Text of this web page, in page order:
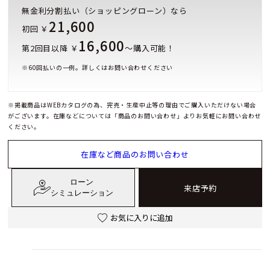
無金利分割払い（ショッピングローン）なら
初回 ￥ 21,600
第2回目以降 ￥ 16,600～購入可能！
※ 60回払いの一例。詳しくはお問い合わせください
※掲載商品はWEBカタログの為、完売・生産中止等の理由でご購入いただけない場合
がございます。在庫などについては「商品のお問い合わせ」よりお気軽にお問い合わせ
ください。
在庫など商品のお問い合わせ
ローン
シミュレーション
来店予約
お気に入りに追加